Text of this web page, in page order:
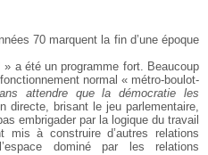
70 marquent la fin d’une époque
a été un programme fort. Beaucoup
normal « métro-boulot-
attendre que la démocratie les
directe, brisant le jeu parlementaire,
embrigader par la logique du travail
à construire d’autres relations
dominé par les relations